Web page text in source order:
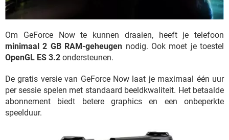
Om GeForce Now te kunnen draaien, heeft je telefoon
minimaal 2 GB RAM-geheugen nodig. Ook moet je toestel
OpenGL ES 3.2 ondersteunen.
De gratis versie van GeForce Now laat je maximaal één uur
per sessie spelen met standaard beeldkwaliteit. Het betaalde
abonnement biedt betere graphics en een onbeperkte
speelduur.